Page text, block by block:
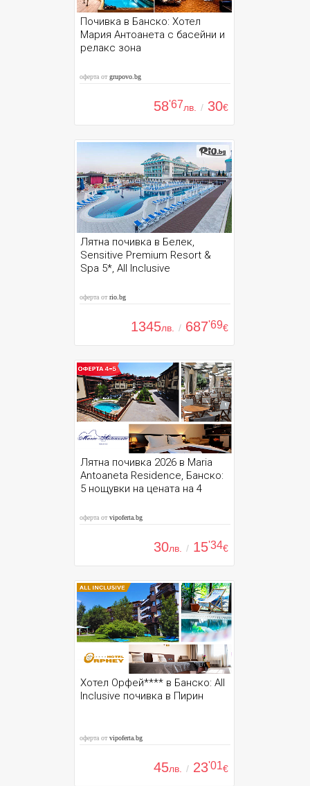
Почивка в Банско: Хотел
Мария Антоанета с басейни и
релакс зона
оферта отgrupovo.bg
58'67лв. / 30€
Лятна почивка в Белек,
Sensitive Premium Resort &
Spa 5*, All Inclusive
оферта отrio.bg
1345лв. / 687'69€
Лятна почивка 2026 в Maria
Antoaneta Residence, Банско:
5 нощувки на цената на 4
оферта отvipoferta.bg
30лв. / 15'34€
Хотел Орфей**** в Банско: All
Inclusive почивка в Пирин
оферта отvipoferta.bg
45лв. / 23'01€